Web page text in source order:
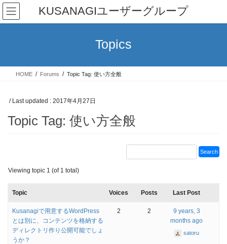
Skip
the
Skip
the
KUSANAGIユーザーグループ
Topics
HOME Forums Topic Tag: 使い方全般
/ Last updated : 2017年4月27日
Topic Tag: 使い方全般
Viewing topic 1 (of 1 total)
Topic Voices Posts Last Post
Kusanagiで用意するWordPress
とは別に、コンテンツを格納する
ディレクトリ作り公開可能でしょ
うか？
2 2
9 years, 3
months ago
satoru